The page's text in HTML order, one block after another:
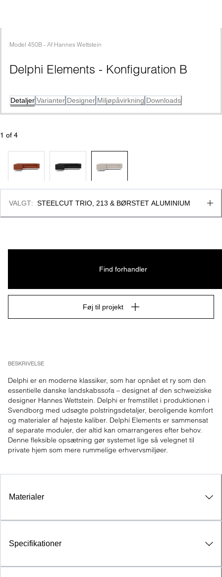
Model 450B - Af Hannes Wettstein
Delphi Elements - Konfiguration B
Detaljer Varianter Designer Miljøpåvirkning Downloads
1 of 4
BESKRIVELSE
Delphi er en moderne klassiker, som har opnået et ry som den
essentielle danske landskabssofa – designet af den schweiziske
designer Hannes Wettstein. Delphi er fremstillet i produktionen i
Svendborg med udsøgte polstringsdetaljer, beroligende komfort
og materialer af højeste kaliber. Delphi Elements er sammensat
af separate moduler, der altid kan omarrangeres efter behov.
Denne fleksible opsætning gør systemet lige så velegnet til
private hjem som mere rummelige erhvervsmiljøer.
VALGT: STEELCUT TRIO, 213 & BØRSTET ALUMINIUM
Find forhandler
Føj til projekt
Materialer
Specifikationer